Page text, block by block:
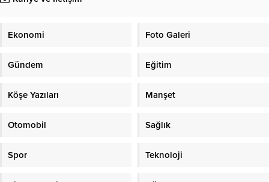
Ekonomi Foto Galeri
Gündem Eğitim
Köşe Yazıları Manşet
Otomobil Sağlık
Spor Teknoloji